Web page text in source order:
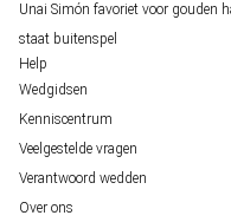
Unai Simón favoriet voor gouden
staat buitenspel
Help
Wedgidsen
Kenniscentrum
Veelgestelde vragen
Verantwoord wedden
Over ons